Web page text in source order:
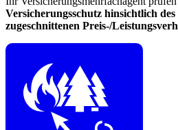
Versicherungsschutz hinsichtlich
zugeschnittenen Preis-/